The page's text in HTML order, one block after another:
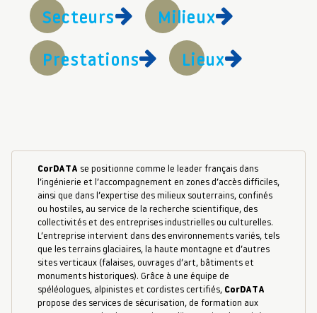
Secteurs Milieux
Prestations Lieux
CorDATA se positionne comme le leader français dans
l’ingénierie et l’accompagnement en zones d’accès difficiles,
ainsi que dans l’expertise des milieux souterrains, confinés
ou hostiles, au service de la recherche scientifique, des
collectivités et des entreprises industrielles ou culturelles.
L’entreprise intervient dans des environnements variés, tels
que les terrains glaciaires, la haute montagne et d’autres
sites verticaux (falaises, ouvrages d’art, bâtiments et
monuments historiques). Grâce à une équipe de
spéléologues, alpinistes et cordistes certifiés, CorDATA
propose des services de sécurisation, de formation aux